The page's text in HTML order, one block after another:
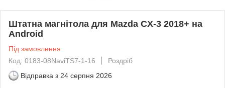
Штатна магнітола для Mazda CX-3 2018+ на
Android
Під замовлення
Код: 0183-08NaviTS7-1-16
Роздріб
Відправка з 24 серпня 2026